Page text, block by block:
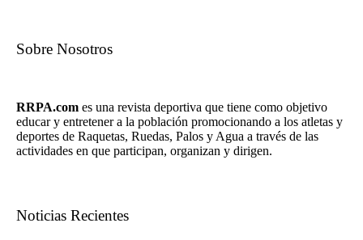
Sobre Nosotros
RRPA.com es una revista deportiva que tiene como objetivo
educar y entretener a la población promocionando a los atletas y
deportes de Raquetas, Ruedas, Palos y Agua a través de las
actividades en que participan, organizan y dirigen.
Noticias Recientes